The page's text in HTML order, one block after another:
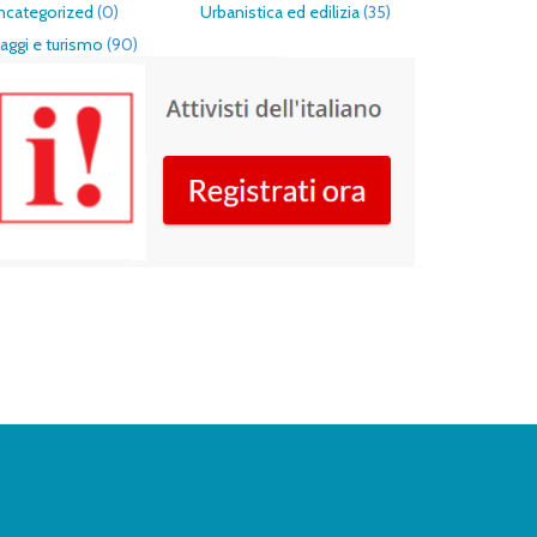
(0) Urbanistica ed edilizia(35)
e turismo (90)